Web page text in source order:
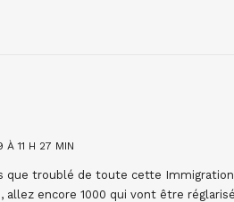
À 11 H 27 MIN
que troublé de toute cette
allez encore 1000 qui vont être